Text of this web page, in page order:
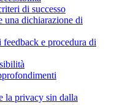
di successo
una dichiarazione di
e procedura di
la privacy sin dalla